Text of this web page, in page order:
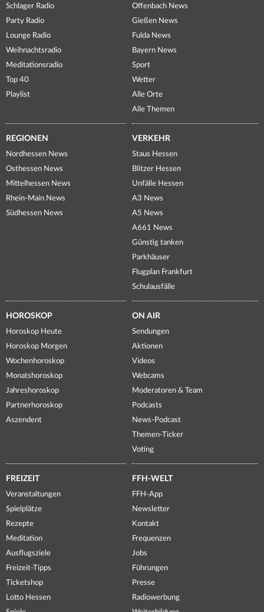
Schlager Radio
Party Radio
Lounge Radio
Weihnachtsradio
Meditationsradio
Top 40
Playlist
Offenbach News
Gießen News
Fulda News
Bayern News
Sport
Wetter
Alle Orte
Alle Themen
REGIONEN
Nordhessen News
Osthessen News
Mittelhessen News
Rhein-Main News
Südhessen News
VERKEHR
Staus Hessen
Blitzer Hessen
Unfälle Hessen
A3 News
A5 News
A661 News
Günstig tanken
Parkhäuser
Flugplan Frankfurt
Schulausfälle
HOROSKOP
Horoskop Heute
Horoskop Morgen
Wochenhoroskop
Monatshoroskop
Jahreshoroskop
Partnerhoroskop
Aszendent
ON AIR
Sendungen
Aktionen
Videos
Webcams
Moderatoren & Team
Podcasts
News-Podcast
Themen-Ticker
Voting
FREIZEIT
Veranstaltungen
Spielplätze
Rezepte
Meditation
Ausflugsziele
Freizeit-Tipps
Ticketshop
Lotto Hessen
FFH-WELT
FFH-App
Newsletter
Kontakt
Frequenzen
Jobs
Führungen
Presse
Radiowerbung